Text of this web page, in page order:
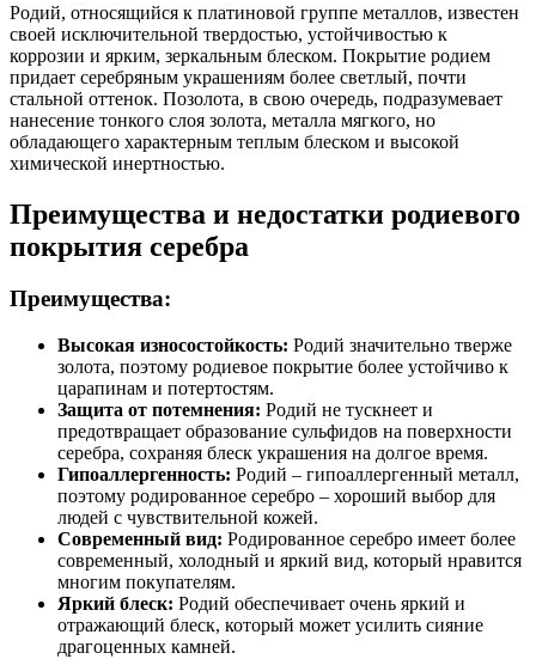
Родий, относящийся к платиновой группе металлов, известен
своей исключительной твердостью, устойчивостью к
коррозии и ярким, зеркальным блеском. Покрытие родием
придает серебряным украшениям более светлый, почти
стальной оттенок. Позолота, в свою очередь, подразумевает
нанесение тонкого слоя золота, металла мягкого, но
обладающего характерным теплым блеском и высокой
химической инертностью.
Преимущества и недостатки родиевого
покрытия серебра
Преимущества:
Высокая износостойкость: Родий значительно тверже
золота, поэтому родиевое покрытие более устойчиво к
царапинам и потертостям.
Защита от потемнения: Родий не тускнеет и
предотвращает образование сульфидов на поверхности
серебра, сохраняя блеск украшения на долгое время.
Гипоаллергенность: Родий – гипоаллергенный металл,
поэтому родированное серебро – хороший выбор для
людей с чувствительной кожей.
Современный вид: Родированное серебро имеет более
современный, холодный и яркий вид, который нравится
многим покупателям.
Яркий блеск: Родий обеспечивает очень яркий и
отражающий блеск, который может усилить сияние
драгоценных камней.